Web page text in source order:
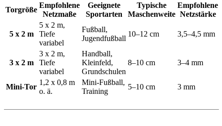
Torgröße
Empfohlene
Netzmaße
Geeignete
Sportarten
Typische
Maschenweite
Empfohlene
Netzstärke
5 x 2 m
5 x 2 m,
Tiefe
variabel
Fußball,
Jugendfußball
10–12 cm 3,5–4,5 mm
3 x 2 m
3 x 2 m,
Tiefe
variabel
Handball,
Kleinfeld,
Grundschulen
8–10 cm 3–4 mm
Mini-Tor
1,2 x 0,8 m
o. ä.
Mini-Fußball,
Training
5–10 cm 3 mm